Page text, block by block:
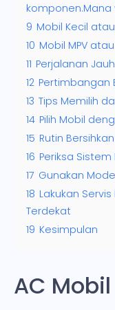
komponen.Mana
9 Mobil Kecil
10 Mobil MPV atau
11 Perjalanan
12 Pertimbangan
13 Tips Memilih
14 Pilih Mobil
15 Rutin
16 Periksa
17 Gunakan
18 Lakukan
Terdekat
19 Kesimpulan
AC